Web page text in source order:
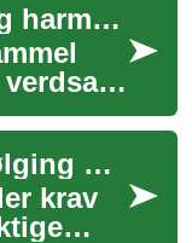
En guide til kroppslig harmoni
og
Forbedre ordreoppfølging og leveringstid ved høyt ordrevolum
krav